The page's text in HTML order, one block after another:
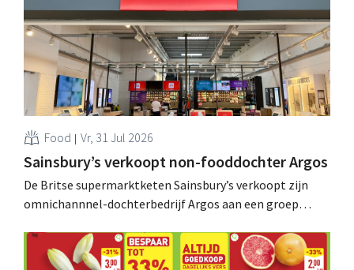
Food Vr, 31 Jul 2026
Sainsbury’s verkoopt non-fooddochter Argos
De Britse supermarktketen Sainsbury’s verkoopt zijn
omnichannnel-dochterbedrijf Argos aan een groep
kernactiviteiten. .